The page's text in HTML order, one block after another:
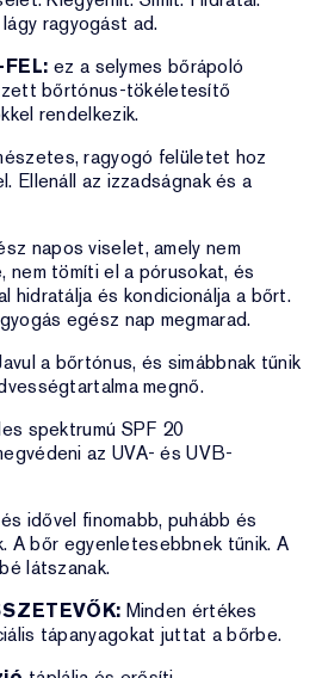
ragyogást ad.
ez a selymes bőrápoló
bőrtónus-tökéletesítő
rendelkezik.
ragyogó felületet hoz
Ellenáll az izzadságnak és a
napos viselet, amely nem
nem tömíti el a pórusokat, és
hidratálja és kondicionálja a bőrt.
egész nap megmarad.
a bőrtónus, és simábbnak tűnik
megnő.
spektrumú SPF 20
az UVA- és UVB-
idővel finomabb, puhább és
A bőr egyenletesebbnek tűnik. A
látszanak.
Minden értékes
tápanyagokat juttat a bőrbe.